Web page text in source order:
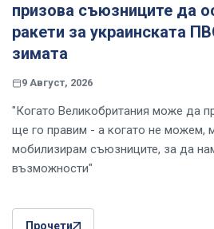
призова съюзниците да
ракети за украинската
зимата
9 Август, 2026
"Когато Великобритания може да
ще го правим - а когато не можем,
мобилизирам съюзниците, за да
възможности"
Прочети